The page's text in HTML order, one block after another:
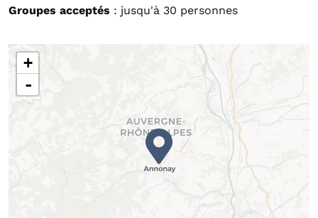
Groupes acceptés : jusqu'à 30 personnes
+
-